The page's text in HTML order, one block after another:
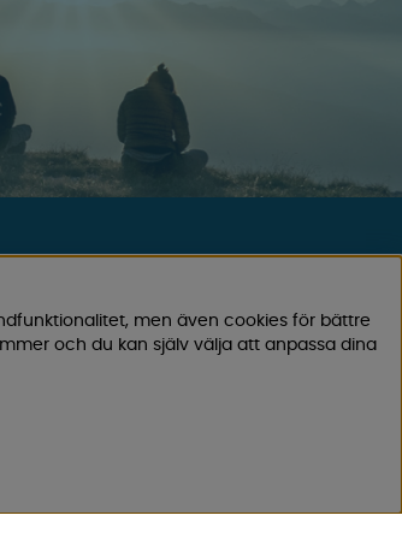
0171-105570
Telefontid vardagar 10:30-15:00
men även cookies för bättre
och du kan själv välja att anpassa dina